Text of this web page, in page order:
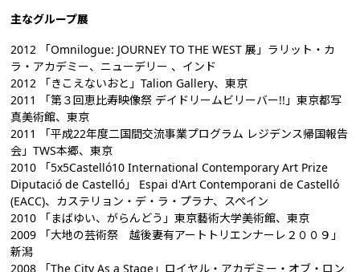
主なグループ展
2012 「Omnilogue: JOURNEY TO THE WEST 展」ラリット・カ
ラ・アカデミー、ニューデリー 、インド
2012 「きこえないおと」Talion Gallery、東京
2011 「第３回恵比寿映像祭 デイドリームビリーバー!!」東京都写
真美術館、東京
2011 「平成22年度二国間交流事業プログラム レジデンス帰国報告
会」TWS本郷、東京
2010 「5x5Castelló10 International Contemporary Art Prize
Diputació de Castelló」 Espai d'Art Contemporani de Castelló
(EACC)、カステリョン・デ・ラ・プラナ、スペイン
2010 「まばゆい、がらんどう」東京藝術大学美術館、東京
2009 「大地の芸術祭 越後妻有アートトリエンナーレ２００９」
新潟
2008 「The City As a Stage」ロイヤル・アカデミー・オブ・ロン